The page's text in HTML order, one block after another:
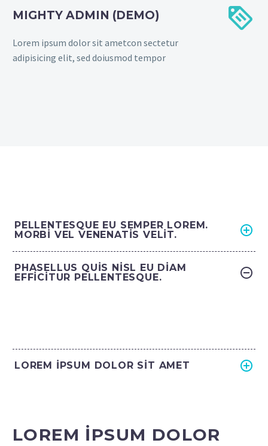
MIGHTY ADMIN (DEMO)
Lorem ipsum dolor sit ametcon sectetur
adipisicing elit, sed doiusmod tempor


PELLENTESQUE EU SEMPER LOREM.
MORBI VEL VENENATIS VELIT.
PHASELLUS QUIS NISL EU DIAM
EFFICITUR PELLENTESQUE.
LOREM IPSUM DOLOR SIT AMET
LOREM IPSUM DOLOR